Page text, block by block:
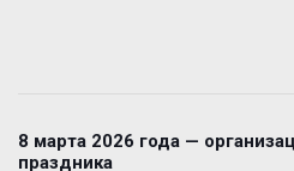
8 марта 2026 года —
праздника